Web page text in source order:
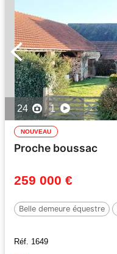
24 1
NOUVEAU
Proche boussac
259 000 €
Belle demeure équestre
Réf. 1649